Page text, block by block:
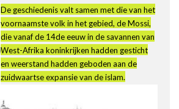
De geschiedenis valt samen met die van het
voornaamste volk in het gebied, de Mossi,
die vanaf de 14de eeuw in de savannen van
West-Afrika koninkrijken hadden gesticht
en weerstand hadden geboden aan de
zuidwaartse expansie van de islam.